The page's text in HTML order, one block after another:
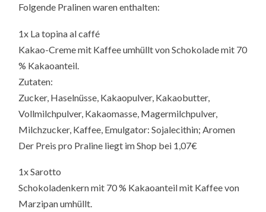
Folgende Pralinen waren enthalten:
1x La topina al caffé
Kakao-Creme mit Kaffee umhüllt von Schokolade mit 70
% Kakaoanteil.
Zutaten:
Zucker, Haselnüsse, Kakaopulver, Kakaobutter,
Vollmilchpulver, Kakaomasse, Magermilchpulver,
Milchzucker, Kaffee, Emulgator: Sojalecithin; Aromen
Der Preis pro Praline liegt im Shop bei 1,07€
1x Sarotto
Schokoladenkern mit 70 % Kakaoanteil mit Kaffee von
Marzipan umhüllt.